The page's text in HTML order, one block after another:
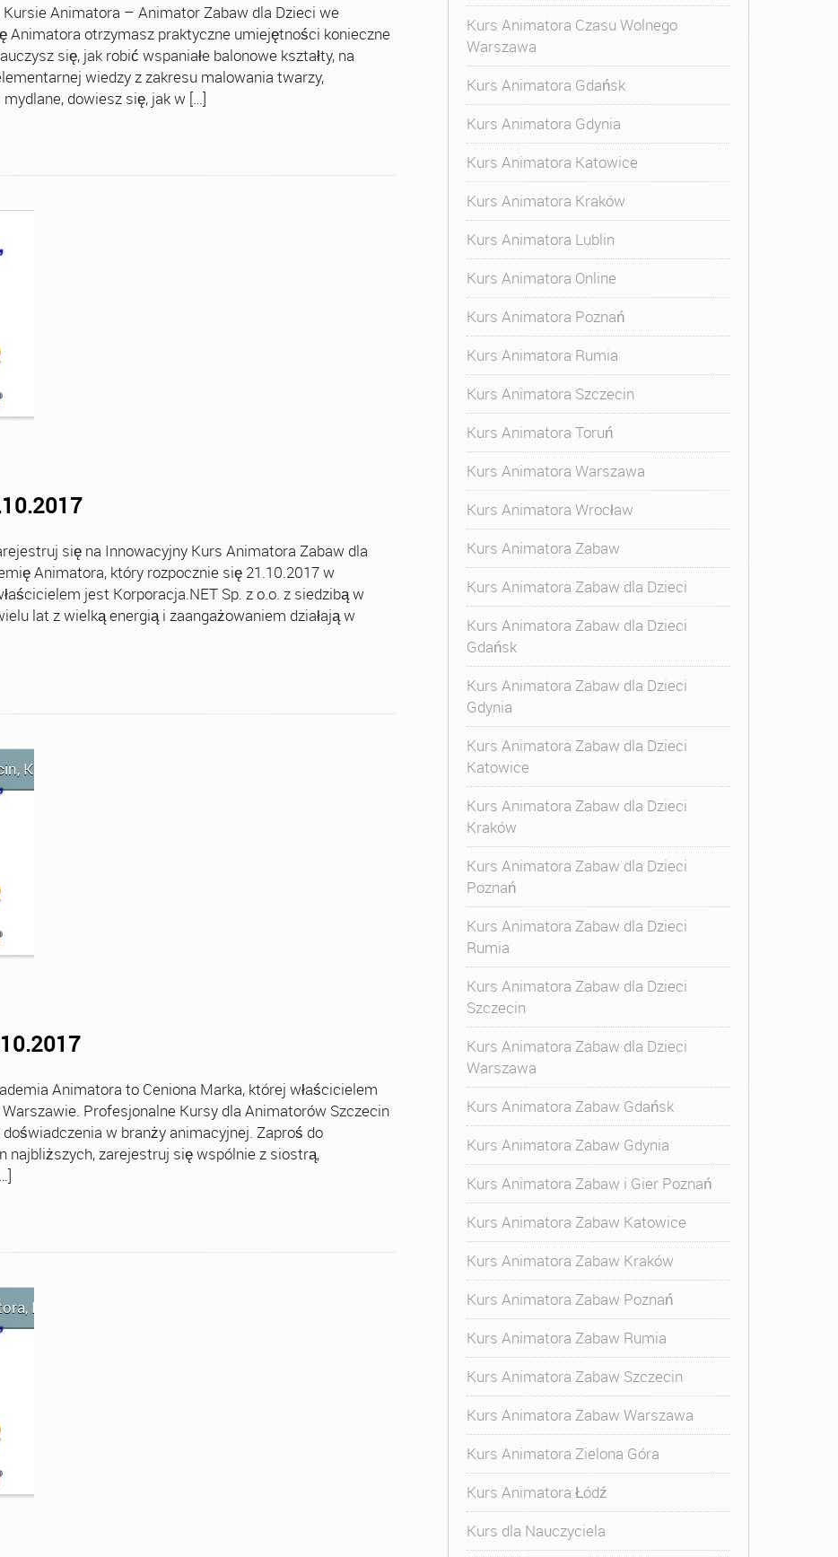
Animatora – Animator Zabaw dla Dzieci we
Animatora otrzymasz praktyczne umiejętności konieczne
się, jak robić wspaniałe balonowe kształty, na
wiedzy z zakresu malowania twarzy,
dowiesz się, jak w […]
się na Innowacyjny Kurs Animatora Zabaw dla
Animatora, który rozpocznie się 21.10.2017 w
jest Korporacja.NET Sp. z o.o. z siedzibą w
lat z wielką energią i zaangażowaniem działają w
, Kurs Animatora Zabaw Szkolenie Animatora
Animatora to Ceniona Marka, której właścicielem
Profesjonalne Kursy dla Animatorów Szczecin
w branży animacyjnej. Zaproś do
zarejestruj się wspólnie z siostrą,
, Kurs Animatora Zabaw Kurs Animatora Zielona Góra,Szkolenie Animatora
Kurs Animatora Czasu Wolnego
Warszawa
Kurs Animatora Gdańsk
Kurs Animatora Gdynia
Kurs Animatora Katowice
Kurs Animatora Kraków
Kurs Animatora Lublin
Kurs Animatora Online
Kurs Animatora Poznań
Kurs Animatora Rumia
Kurs Animatora Szczecin
Kurs Animatora Toruń
Kurs Animatora Warszawa
Kurs Animatora Wrocław
Kurs Animatora Zabaw
Kurs Animatora Zabaw dla Dzieci
Kurs Animatora Zabaw dla Dzieci
Gdańsk
Kurs Animatora Zabaw dla Dzieci
Gdynia
Kurs Animatora Zabaw dla Dzieci
Katowice
Kurs Animatora Zabaw dla Dzieci
Kraków
Kurs Animatora Zabaw dla Dzieci
Poznań
Kurs Animatora Zabaw dla Dzieci
Rumia
Kurs Animatora Zabaw dla Dzieci
Szczecin
Kurs Animatora Zabaw dla Dzieci
Warszawa
Kurs Animatora Zabaw Gdańsk
Kurs Animatora Zabaw Gdynia
Kurs Animatora Zabaw i Gier Poznań
Kurs Animatora Zabaw Katowice
Kurs Animatora Zabaw Kraków
Kurs Animatora Zabaw Poznań
Kurs Animatora Zabaw Rumia
Kurs Animatora Zabaw Szczecin
Kurs Animatora Zabaw Warszawa
Kurs Animatora Zielona Góra
Kurs Animatora Łódź
Kurs dla Nauczyciela